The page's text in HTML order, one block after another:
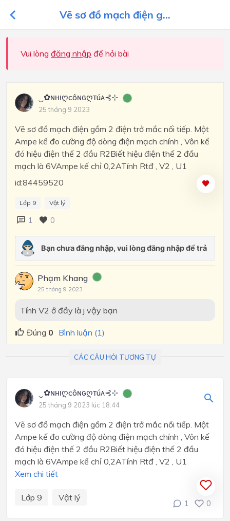
Vẽ sơ đồ mạch điện g...
Vui lòng đăng nhập để hỏi bài
‿✿ɴнιღcôɴԍღтúᴀ⊰⊹
25 tháng 9 2023
Vẽ sơ đồ mạch điện gồm 2 điện trở mắc nối tiếp. Một
Ampe kế đo cường độ dòng điện mạch chính , Vôn kế
đó hiệu điện thế 2 đầu R2Biết hiệu điện thế 2 đầu
mạch là 6VAmpe kế chỉ 0,2ATính Rtđ , V2 , U1
id:84459520
Lớp 9 Vật lý
1 0
Phạm Khang
25 tháng 9 2023
Tính V2 ở đầy là j vậy bạn
Đúng 0 Bình luận (1)
CÁC CÂU HỎI TƯƠNG TỰ
‿✿ɴнιღcôɴԍღтúᴀ⊰⊹
25 tháng 9 2023 lúc 18:44
Vẽ sơ đồ mạch điện gồm 2 điện trở mắc nối tiếp. Một
Ampe kế đo cường độ dòng điện mạch chính , Vôn kế
đó hiệu điện thế 2 đầu R2Biết hiệu điện thế 2 đầu
mạch là 6VAmpe kế chỉ 0,2ATính Rtđ , V2 , U1
Xem chi tiết
Lớp 9 Vật lý
1 0